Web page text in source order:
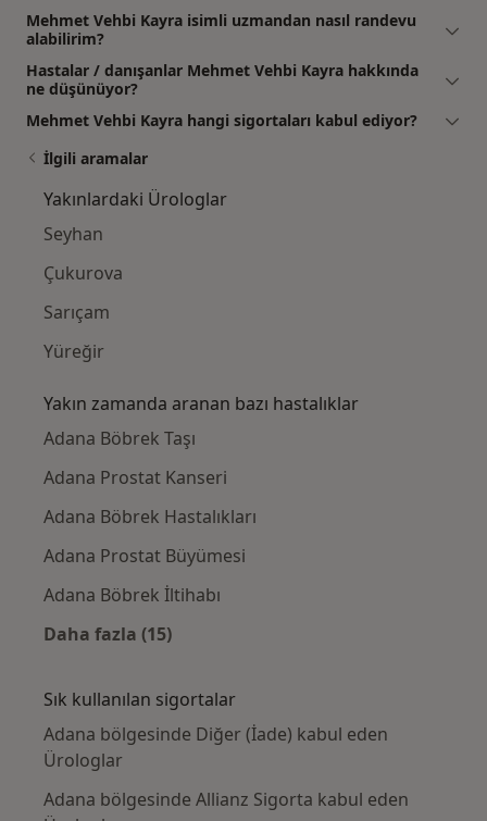
Mehmet Vehbi Kayra isimli uzmandan nasıl randevu
alabilirim?
Hastalar / danışanlar Mehmet Vehbi Kayra hakkında
ne düşünüyor?
Mehmet Vehbi Kayra hangi sigortaları kabul ediyor?
İlgili aramalar
Yakınlardaki Ürologlar
Seyhan
Çukurova
Sarıçam
Yüreğir
Yakın zamanda aranan bazı hastalıklar
Adana Böbrek Taşı
Adana Prostat Kanseri
Adana Böbrek Hastalıkları
Adana Prostat Büyümesi
Adana Böbrek İltihabı
Daha fazla (15)
Sık kullanılan sigortalar
Adana bölgesinde Diğer (İade) kabul eden
Ürologlar
Adana bölgesinde Allianz Sigorta kabul eden